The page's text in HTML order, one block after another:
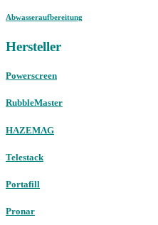
Abwasseraufbereitung
Hersteller
Powerscreen
RubbleMaster
HAZEMAG
Telestack
Portafill
Pronar